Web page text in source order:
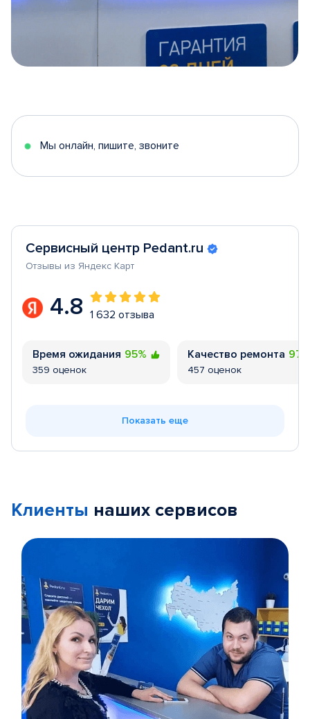
5
Мы онлайн, пишите, звоните
Сервисный центр Pedant.ru
Отзывы из Яндекс Карт
4.8 1 632 отзыва
Время ожидания 95%
359 оценок
Качество ремонта
457 оценок
Показать еще
Клиенты наших сервисов